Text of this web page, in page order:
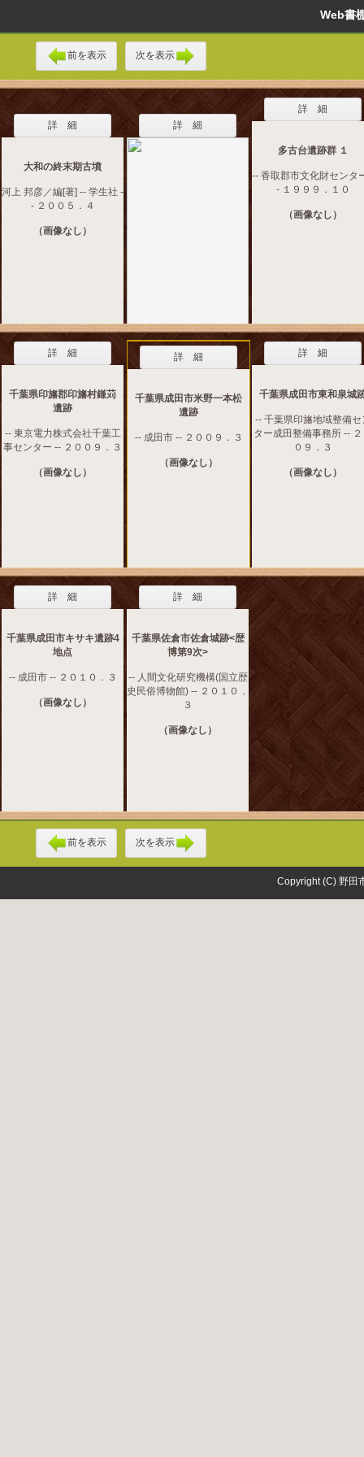
Web
前を表示 次を表示
詳 細
大和の終末期古墳
河上 邦彦／編[著] -- 学生社 -
- ２００５．４
（画像なし）
詳 細
詳 細
多古台遺跡群 １
-- 香取郡市文化財センタ
- １９９９．１０
（画像なし）
詳 細
千葉県印旛郡印旛村鎌苅
遺跡
-- 東京電力株式会社千葉工
事センター -- ２００９．３
（画像なし）
詳 細
千葉県成田市米野一本松
遺跡
-- 成田市 -- ２００９．３
（画像なし）
詳 細
千葉県成田市東和泉城
-- 千葉県印旛地域整備セ
ター成田整備事務所 --
０９．３
（画像なし）
詳 細
千葉県成田市キサキ遺跡4
地点
-- 成田市 -- ２０１０．３
（画像なし）
詳 細
千葉県佐倉市佐倉城跡<歴
博第9次>
-- 人間文化研究機構(国立歴
史民俗博物館) -- ２０１０．
３
（画像なし）
前を表示 次を表示
Copyright (C) 野田